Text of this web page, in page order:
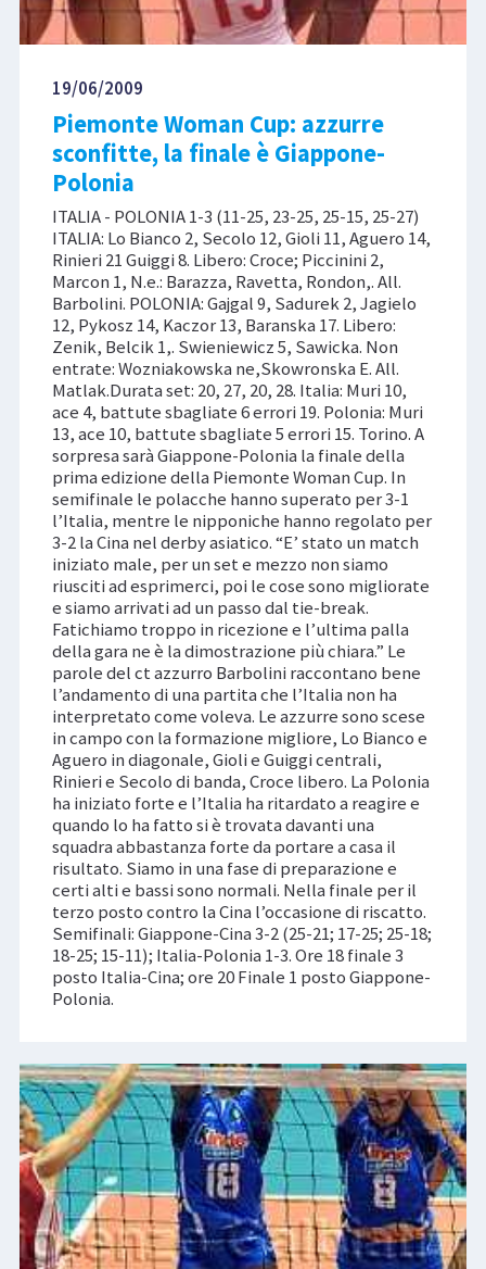
19/06/2009
Piemonte Woman Cup: azzurre
sconfitte, la finale è Giappone-
Polonia
ITALIA - POLONIA 1-3 (11-25, 23-25, 25-15, 25-27)
ITALIA: Lo Bianco 2, Secolo 12, Gioli 11, Aguero 14,
Rinieri 21 Guiggi 8. Libero: Croce; Piccinini 2,
Marcon 1, N.e.: Barazza, Ravetta, Rondon,. All.
Barbolini. POLONIA: Gajgal 9, Sadurek 2, Jagielo
12, Pykosz 14, Kaczor 13, Baranska 17. Libero:
Zenik, Belcik 1,. Swieniewicz 5, Sawicka. Non
entrate: Wozniakowska ne,Skowronska E. All.
Matlak.Durata set: 20, 27, 20, 28. Italia: Muri 10,
ace 4, battute sbagliate 6 errori 19. Polonia: Muri
13, ace 10, battute sbagliate 5 errori 15. Torino. A
sorpresa sarà Giappone-Polonia la finale della
prima edizione della Piemonte Woman Cup. In
semifinale le polacche hanno superato per 3-1
l’Italia, mentre le nipponiche hanno regolato per
3-2 la Cina nel derby asiatico. “E’ stato un match
iniziato male, per un set e mezzo non siamo
riusciti ad esprimerci, poi le cose sono migliorate
e siamo arrivati ad un passo dal tie-break.
Fatichiamo troppo in ricezione e l’ultima palla
della gara ne è la dimostrazione più chiara.” Le
parole del ct azzurro Barbolini raccontano bene
l’andamento di una partita che l’Italia non ha
interpretato come voleva. Le azzurre sono scese
in campo con la formazione migliore, Lo Bianco e
Aguero in diagonale, Gioli e Guiggi centrali,
Rinieri e Secolo di banda, Croce libero. La Polonia
ha iniziato forte e l’Italia ha ritardato a reagire e
quando lo ha fatto si è trovata davanti una
squadra abbastanza forte da portare a casa il
risultato. Siamo in una fase di preparazione e
certi alti e bassi sono normali. Nella finale per il
terzo posto contro la Cina l’occasione di riscatto.
Semifinali: Giappone-Cina 3-2 (25-21; 17-25; 25-18;
18-25; 15-11); Italia-Polonia 1-3. Ore 18 finale 3
posto Italia-Cina; ore 20 Finale 1 posto Giappone-
Polonia.